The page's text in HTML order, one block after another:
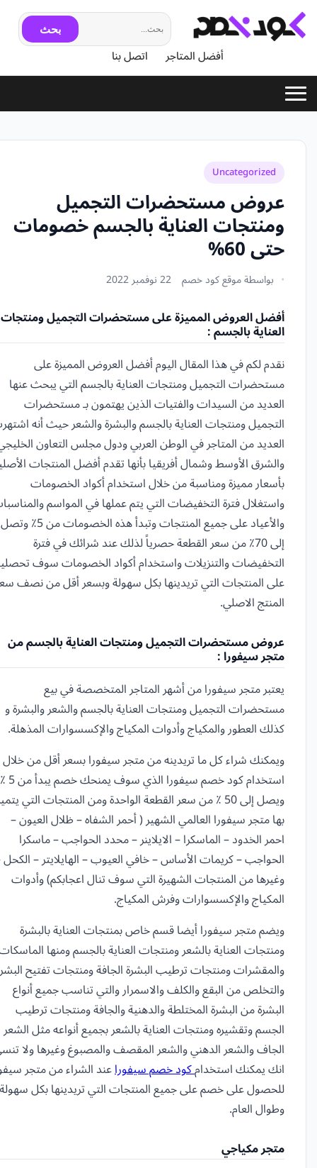
بحث
أفضل المتاجر اتصل بنا
Uncategorized
عروض مستحضرات التجميل
ومنتجات العناية بالجسم خصومات
حتى 60%
بواسطة موقع كود خصم 22 نوفمبر 2022
أفضل العروض المميزة على مستحضرات التجميل ومنتجات
العناية بالجسم :
نقدم لكم في هذا المقال اليوم أفضل العروض المميزة على
مستحضرات التجميل ومنتجات العناية بالجسم التي يبحث عنها
العديد من السيدات والفتيات الذين يهتمون بـ مستحضرات
التجميل ومنتجات العناية بالجسم والبشرة والشعر حيث أنه
العديد من المتاجر في الوطن العربي ودول مجلس التعاون
والشرق الأوسط وشمال أفريقيا بأنها تقدم أفضل المنتجات
بأسعار مميزة ومناسبة من خلال استخدام أكواد الخصومات
واستغلال فترة التخفيضات التي يتم عملها في المواسم
والأعياد على جميع المنتجات وتبدأ هذه الخصومات من 5٪ وتصل
إلى 70٪ من سعر القطعة حصرياً لذلك عند شرائك في فترة
التخفيضات والتنزيلات واستخدام أكواد الخصومات سوف
على المنتجات التي تريدينها بكل سهولة وبسعر أقل من نصف
المنتج الاصلي.
عروض مستحضرات التجميل ومنتجات العناية بالجسم من
متجر سيفورا :
يعتبر متجر سيفورا من أشهر المتاجر المتخصصة في بيع
مستحضرات التجميل ومنتجات العناية بالجسم والشعر والبشرة و
كذلك العطور والمكياج وأدوات المكياج والإكسسوارات المذهلة.
ويمكنك شراء كل ما تريدينه من متجر سيفورا بسعر أقل من خلال
استخدام كود خصم سيفورا الذي سوف يمنحك خصم يبدأ من 5 ٪
ويصل إلى 50 ٪ من سعر القطعة الواحدة ومن المنتجات التي
بها متجر سيفورا العالمي الشهير ( أحمر الشفاه – ظلال العيون –
احمر الخدود – الماسكرا – الايلاينر – محدد الحواجب – ماسكرا
الحواجب – كريمات الأساس – خافي العيوب – الهايلايتر –
وغيرها من المنتجات الشهيرة التي سوف تنال اعجابكم) وأدوات
المكياج والإكسسوارات وفرش المكياج.
ويضم متجر سيفورا أيضا قسم خاص بمنتجات العناية بالبشرة
ومنتجات العناية بالشعر ومنتجات العناية بالجسم ومنها
والمقشرات ومنتجات ترطيب البشرة الجافة ومنتجات تفتيح
والتخلص من البقع والكلف والاسمرار والتي تناسب جميع أنواع
البشرة من البشرة المختلطة والدهنية والجافة ومنتجات ترطيب
الجسم وتقشيره ومنتجات العناية بالشعر بجميع أنواعه مثل الشعر
الجاف والشعر الدهني والشعر المقصف والمصبوغ وغيرها ولا
انك يمكنك استخدامكود خصم سيفوراعند الشراء من متجر
للحصول على خصم على جميع المنتجات التي تريدينها بكل سهولة
وطوال العام.
متجر مكياجي